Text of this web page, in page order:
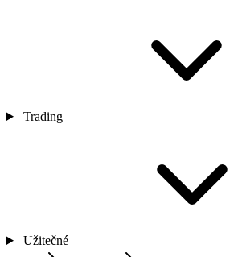
Trading
Užitečné